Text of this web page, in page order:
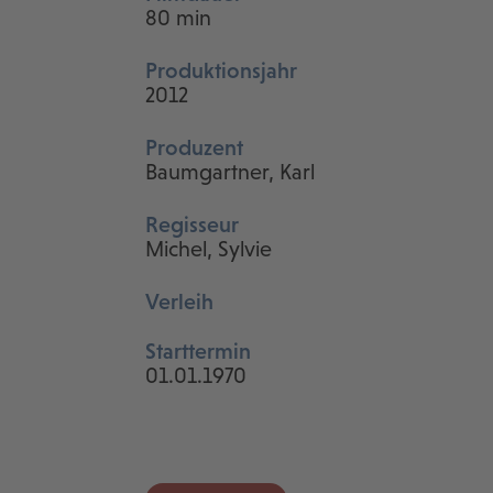
80 min
Produktionsjahr
2012
Produzent
Baumgartner, Karl
Regisseur
Michel, Sylvie
Verleih
Starttermin
01.01.1970